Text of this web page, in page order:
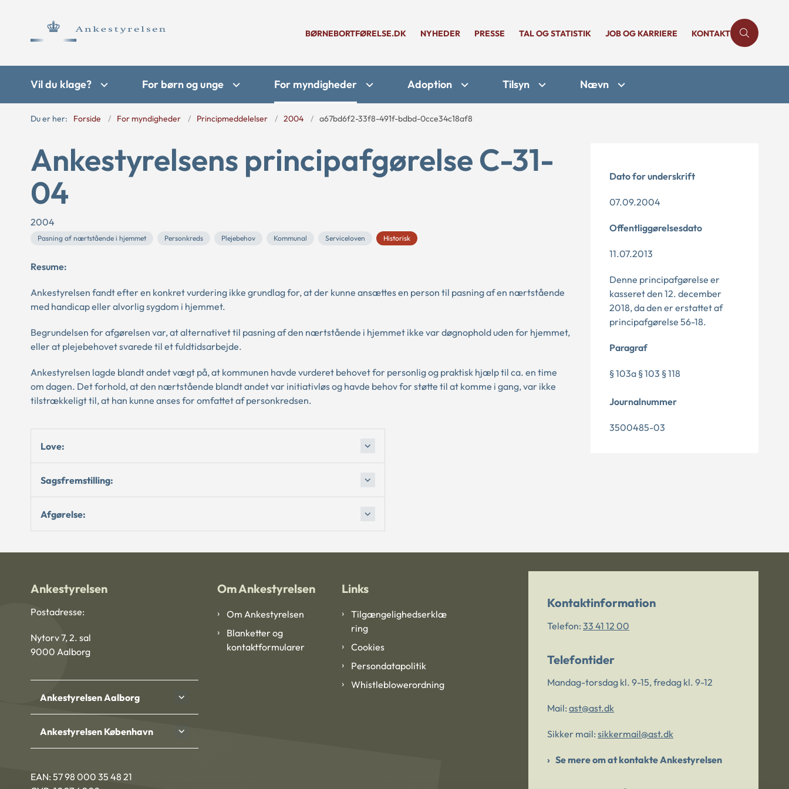
BØRNEBORTFØRELSE.DK NYHEDER PRESSE TAL OG STATISTIK JOB OG KARRIERE KONTAKT
Vil du klage? For børn og unge For myndigheder Adoption Tilsyn Nævn
Du er her: Forside For myndigheder Principmeddelelser 2004 a67bd6f2-33f8-491f-bdbd-0cce34c18af8
Ankestyrelsens principafgørelse C-31-
04
2004
Pasning af nærtstående i hjemmet Personkreds Plejebehov Kommunal Serviceloven Historisk
Resume:
Ankestyrelsen fandt efter en konkret vurdering ikke grundlag for, at der kunne ansættes en person til pasning af en nærtstående
med handicap eller alvorlig sygdom i hjemmet.
Begrundelsen for afgørelsen var, at alternativet til pasning af den nærtstående i hjemmet ikke var døgnophold uden for hjemmet,
eller at plejebehovet svarede til et fuldtidsarbejde.
Ankestyrelsen lagde blandt andet vægt på, at kommunen havde vurderet behovet for personlig og praktisk hjælp til ca. en time
om dagen. Det forhold, at den nærtstående blandt andet var initiativløs og havde behov for støtte til at komme i gang, var ikke
tilstrækkeligt til, at han kunne anses for omfattet af personkredsen.
Love:
Sagsfremstilling:
Afgørelse:
Dato for underskrift
07.09.2004
Offentliggørelsesdato
11.07.2013
Denne principafgørelse er
kasseret den 12. december
2018, da den er erstattet af
principafgørelse 56-18.
Paragraf
§ 103a § 103 § 118
Journalnummer
3500485-03
Ankestyrelsen
Postadresse:
Nytorv 7, 2. sal
9000 Aalborg
Ankestyrelsen Aalborg
Ankestyrelsen København
EAN: 57 98 000 35 48 21
Om Ankestyrelsen
Om Ankestyrelsen
Blanketter og
kontaktformularer
Links
Tilgængelighedserklæ
ring
Cookies
Persondatapolitik
Whistleblowerordning
Kontaktinformation
Telefon: 33 41 12 00
Telefontider
Mandag-torsdag kl. 9-15, fredag kl. 9-12
Mail: ast@ast.dk
Sikker mail: sikkermail@ast.dk
Se mere om at kontakte Ankestyrelsen